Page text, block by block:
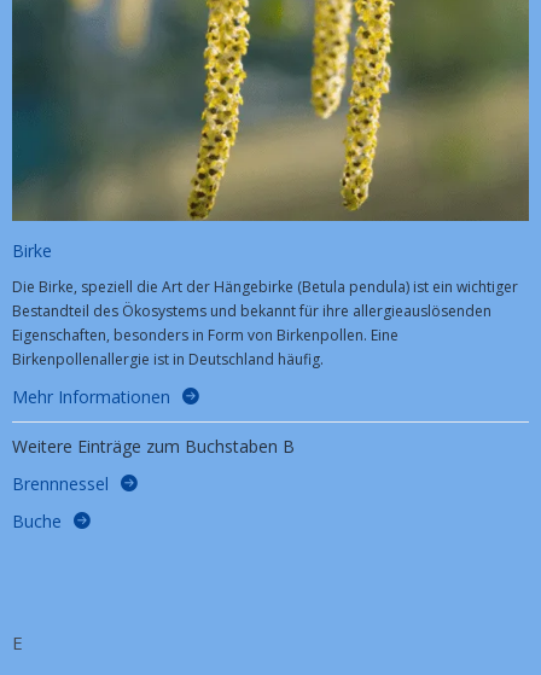
Birke
Die Birke, speziell die Art der Hängebirke (Betula pendula) ist ein wichtiger
Bestandteil des Ökosystems und bekannt für ihre allergieauslösenden
Eigenschaften, besonders in Form von Birkenpollen. Eine
Birkenpollenallergie ist in Deutschland häufig.
Mehr Informationen
Weitere Einträge zum Buchstaben B
Brennnessel
Buche
E